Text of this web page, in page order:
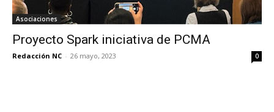
Asociaciones
Proyecto Spark iniciativa de PCMA
Redacción NC - 26 mayo, 2023 0